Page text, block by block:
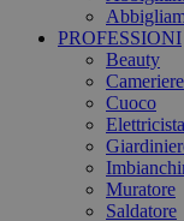
PROFESSIONI
Beauty
Cameriere
Cuoco
Elettricista
Muratore
Saldatore